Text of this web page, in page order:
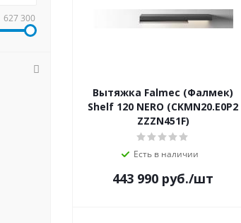
Вытяжка Falmec (Фалмек)
Shelf 120 NERO (CKMN20.E0P2
ZZZN451F)
Есть в наличии
443 990 руб./шт
627 300